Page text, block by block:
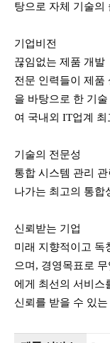
탕으로 자체 기술의
기업비전
끊임없는 제품 개발
전문 인력들이 제품
을 바탕으로 한 기
여 국내외 IT업계
기술의 전문성
통합 시스템 관리
나가는 최고의 통합
신뢰받는 기업
미래 지향적이고 독
으며, 경영목표로
에게 최선의 서비스
신뢰를 받을 수 있